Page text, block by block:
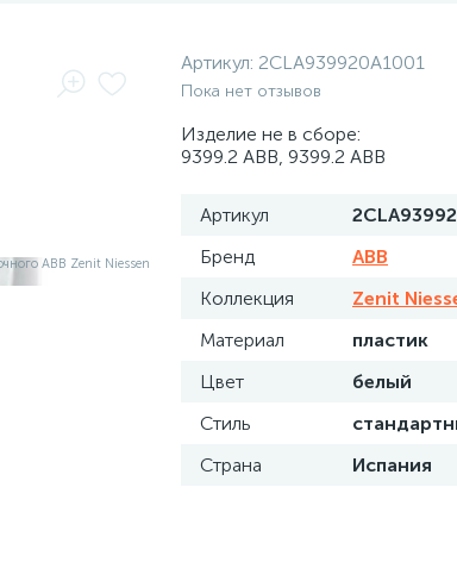
Артикул: 2CLA939920A1001
Пока нет отзывов
Изделие не в сборе:
9399.2 ABB, 9399.2 ABB
Артикул
Бренд
ABB
Коллекция
Zenit
Материал
пластик
Цвет
белый
Стиль
Страна
Испания